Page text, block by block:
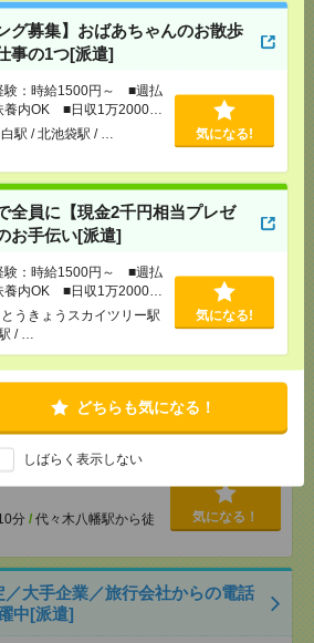
グ募集】おばあちゃんのお散歩
事の1つ[派遣]
験：時給1500円～ ■週払
内OK ■日収1万2000円
駅 / 北池袋駅 / … 気になる!
全員に【現金2千円相当プレゼ
お手伝い[派遣]
験：時給1500円～ ■週払
内OK ■日収1万2000円
うきょうスカイツリー駅
/ …
気になる!
どちらも気になる！
しばらく表示しない
【現金2千円相当プレゼント】生
給1500円～ ■週払い
2000円以上
気になる！
祉に関わるポジション@九段
遣]
※
3分/ 気になる！
局関連企業！10時開始×カンタン
躍中[派遣]
分 / 代々木八幡駅から徒
気になる！
／大手企業／旅行会社からの電話
中[派遣]